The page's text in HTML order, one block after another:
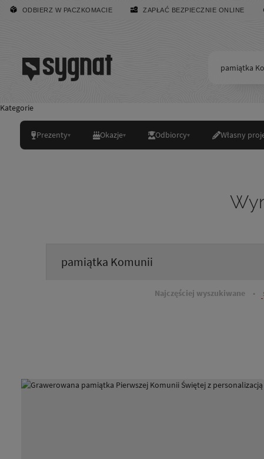
ODBIERZ W PACZKOMACIE ZAPŁAĆ BEZPIECZNIE ONLINE
Kategorie
Prezenty Okazje Odbiorcy Własny
Najczęściej wyszukiwane •